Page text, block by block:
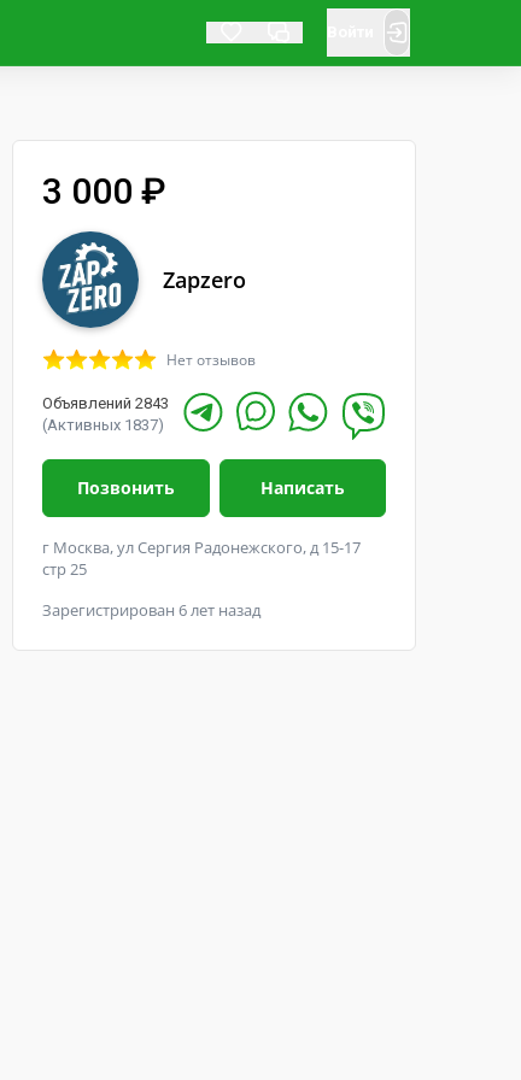
3 000 ₽
Zapzero
Нет отзывов
Объявлений 2843
(Активных 1837)
Позвонить Написать
г Москва, ул Сергия Радонежского, д 15-17
стр 25
Зарегистрирован 6 лет назад